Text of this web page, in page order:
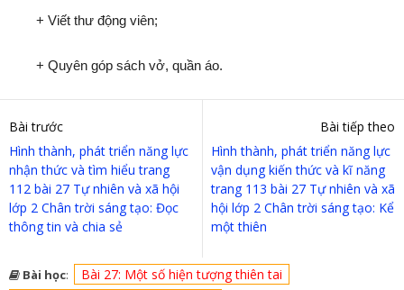
+ Viết thư động viên;
+ Quyên góp sách vở, quần áo.
Bài trước
Hình thành, phát triển năng lực
nhận thức và tìm hiểu trang
112 bài 27 Tự nhiên và xã hội
lớp 2 Chân trời sáng tạo: Đọc
thông tin và chia sẻ
Bài tiếp theo
Hình thành, phát triển năng lực
vận dụng kiến thức và kĩ năng
trang 113 bài 27 Tự nhiên và xã
hội lớp 2 Chân trời sáng tạo: Kể
một thiên
Bài học:
Bài 27: Một số hiện tượng thiên tai